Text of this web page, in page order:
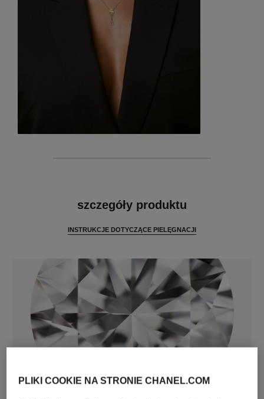
szczegóły produktu
INSTRUKCJE DOTYCZĄCE PIELĘGNACJI
PLIKI COOKIE NA STRONIE CHANEL.COM